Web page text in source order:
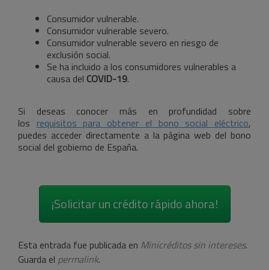
Consumidor vulnerable.
Consumidor vulnerable severo.
Consumidor vulnerable severo en riesgo de
exclusión social.
Se ha incluido a los consumidores vulnerables a
causa del COVID-19.
Si deseas conocer más en profundidad sobre
los requisitos para obtener el bono social eléctrico,
puedes acceder directamente a la página web del bono
social del gobierno de España.
¡Solicitar un crédito rápido ahora!
Esta entrada fue publicada en Minicréditos sin intereses.
Guarda el permalink.